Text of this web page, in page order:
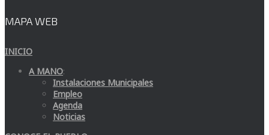
MAPA WEB
INICIO
A MANO:
Instalaciones Municipales
Empleo
Agenda
Noticias